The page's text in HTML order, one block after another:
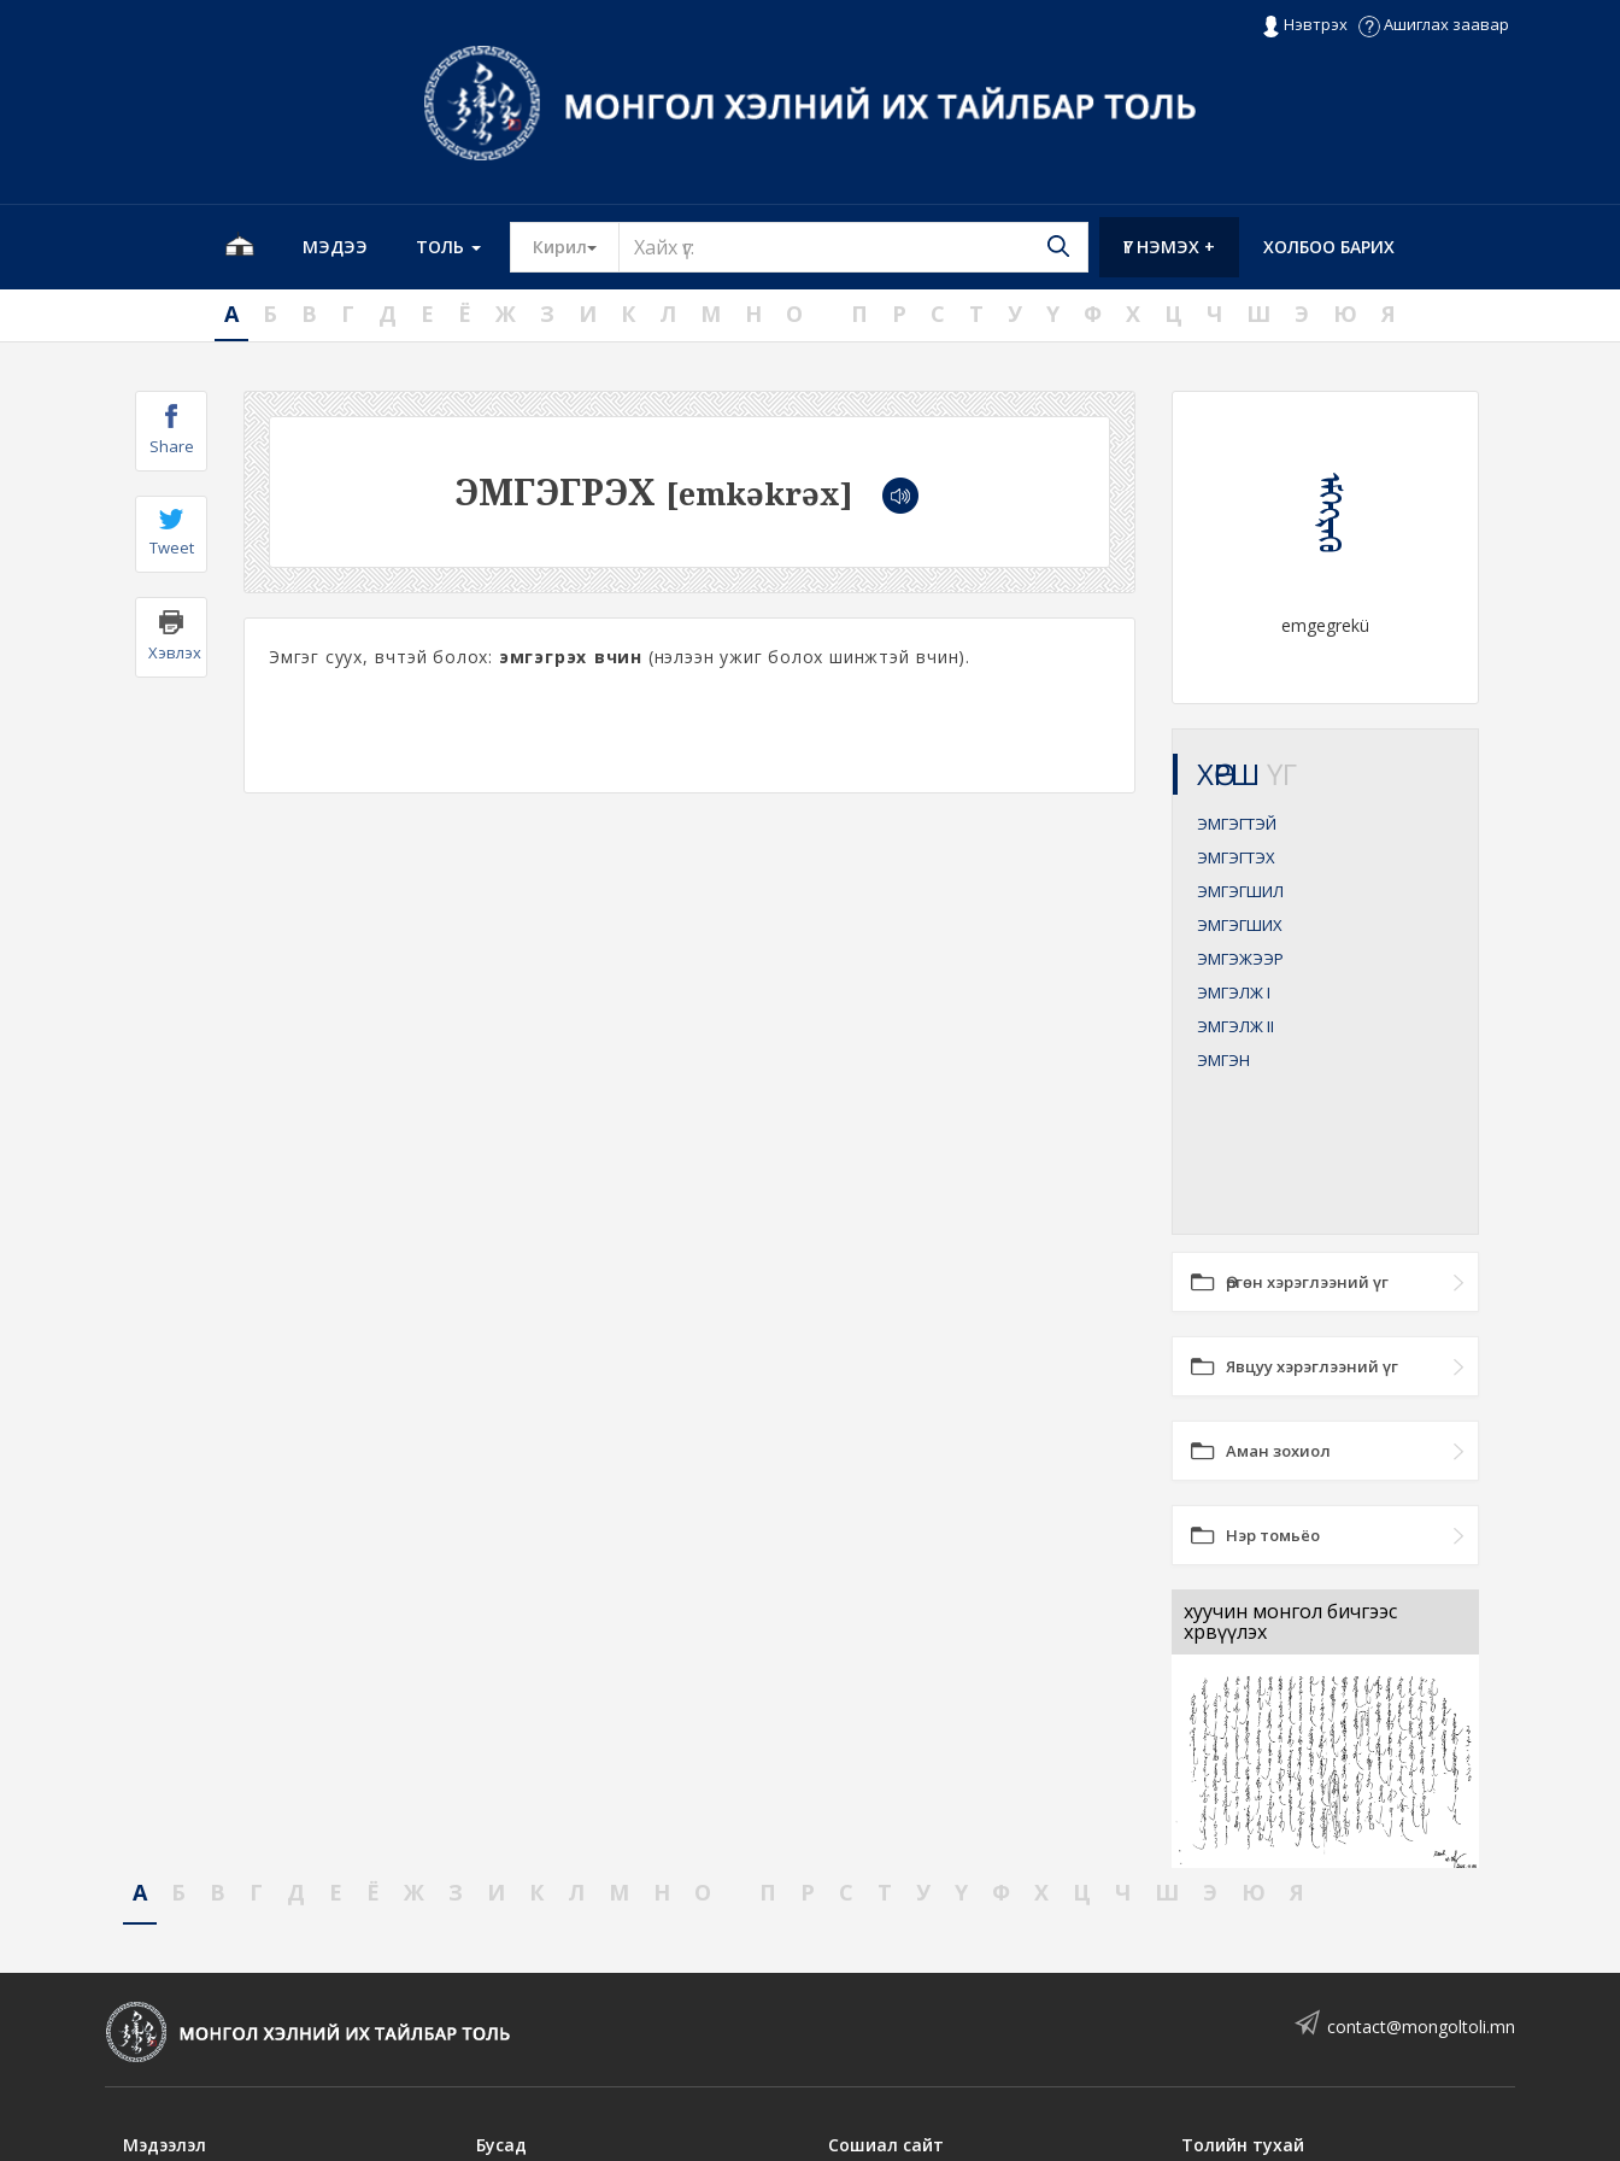
Нэвтрэх Ашиглах заавар
МЭДЭЭ ТОЛЬ Кирил Toggle Dropdown ХОЛБОО БАРИХ
ҮГ НЭМЭХ +
А Б В Г Д Е Ё Ж З И К Л М Н О П Р С Т У Ү Ф Х Ц Ч Ш Э Ю Я
Share
Tweet
Хэвлэх
ЭМГЭГРЭХ [emkəkrəx]
Эмгэг суух, өвчтэй болох: эмгэгрэх өвчин (нэлээн ужиг болох шинжтэй өвчин).
ᠡᠮᠭᠡᠭᠷᠡᠬᠦ
emgegrekü
ХӨРШ ҮГ
ЭМГЭГТЭЙ
ЭМГЭГТЭХ
ЭМГЭГШИЛ
ЭМГЭГШИХ
ЭМГЭЖЭЭР
ЭМГЭЛЖI
ЭМГЭЛЖII
ЭМГЭН
Өргөн хэрэглээний үг
Явцуу хэрэглээний үг
Аман зохиол
Нэр томьёо
хуучин монгол бичгээс
хөрвүүлэх
А Б В Г Д Е Ё Ж З И К Л М Н О П Р С Т У Ү Ф Х Ц Ч Ш Э Ю Я
contact@mongoltoli.mn
Мэдээлэл Бусад Сошиал сайт Толийн тухай